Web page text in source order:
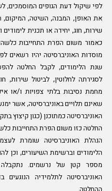
לפי שיקול דעת הגופים המוסמכים,
את האופן, המבנה, השיטה,
שירות, חוג, יחידה או תכנית
כאמור משום הפרת התחייבות
מוסדות האוניברסיטה יהיו רשאים
שנת הלימודים, לקבל החלטה
לסגירתה לחלוטין, לביטול
מחמת נסיבות בלתי צפויות ו/או
שאינם תלויים באוניברסיטה, אשר
האוניברסיטה כמתוכנן (כגון קיצוץ
החלטה כזו משום הפרת התחייבות
הנהלת האוניברסיטה שומרת
הלימודים וברשימת השיעורים, וכן
מספר קטן של נרשמים.
האוניברסיטה לתלמידיה הנוגעים